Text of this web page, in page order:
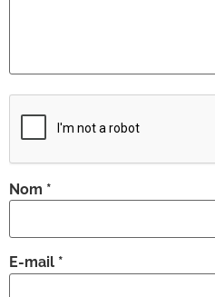
Nom *
E-mail *